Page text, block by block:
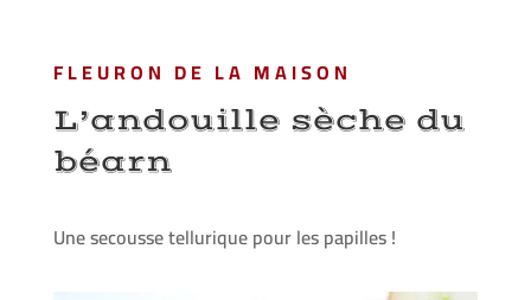
FLEURON DE LA MAISON
L’andouille sèche du
béarn
Une secousse tellurique pour les papilles !